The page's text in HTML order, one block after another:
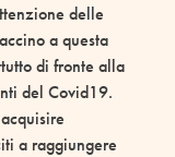
delle
a questa
di fronte alla
del Covid19.
a raggiungere